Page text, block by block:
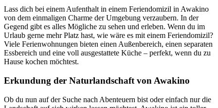
Lass dich bei einem Aufenthalt in einem Feriendomizil in Awakino
von dem einmaligen Charme der Umgebung verzaubern. In der
Gegend gibt es alles Mögliche zu sehen und erleben. Wenn du im
Urlaub gerne mehr Platz hast, wie wäre es mit einem Feriendomizil?
Viele Ferienwohnungen bieten einen Außenbereich, einen separaten
Essbereich und eine voll ausgestattete Küche – perfekt, wenn du zu
Hause kochen möchtest.
Erkundung der Naturlandschaft von Awakino
Ob du nun auf der Suche nach Abenteuern bist oder einfach nur die